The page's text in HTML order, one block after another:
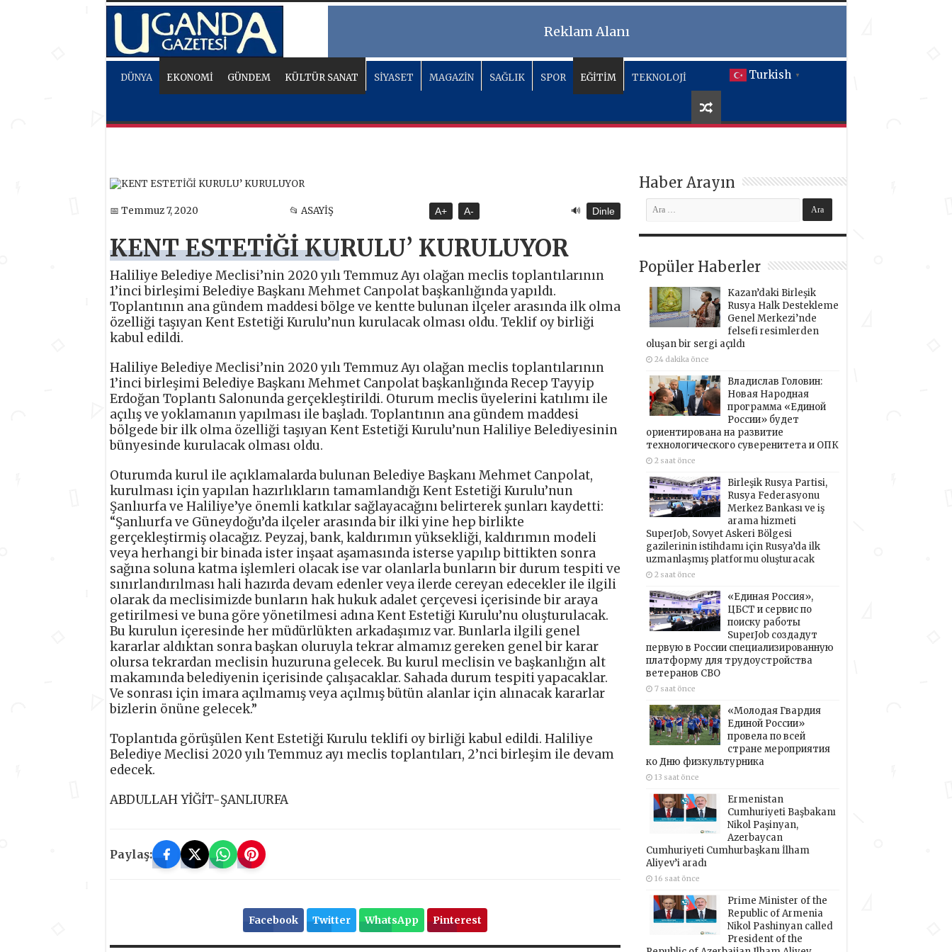
Reklam Alanı
Turkish ▼
DÜNYA EKONOMİ GÜNDEM KÜLTÜR SANAT SİYASET MAGAZİN SAĞLIK SPOR EĞİTİM TEKNOLOJİ
📅 Temmuz 7, 2020 📂 ASAYİŞ A+ A- 🔊 Dinle
KENT ESTETİĞİ KURULU’ KURULUYOR
Haliliye Belediye Meclisi’nin 2020 yılı Temmuz Ayı olağan meclis toplantılarının
1’inci birleşimi Belediye Başkanı Mehmet Canpolat başkanlığında yapıldı.
Toplantının ana gündem maddesi bölge ve kentte bulunan ilçeler arasında ilk olma
özelliği taşıyan Kent Estetiği Kurulu’nun kurulacak olması oldu. Teklif oy birliği
kabul edildi.
Haliliye Belediye Meclisi’nin 2020 yılı Temmuz Ayı olağan meclis toplantılarının
1’inci birleşimi Belediye Başkanı Mehmet Canpolat başkanlığında Recep Tayyip
Erdoğan Toplantı Salonunda gerçekleştirildi. Oturum meclis üyelerini katılımı ile
açılış ve yoklamanın yapılması ile başladı. Toplantının ana gündem maddesi
bölgede bir ilk olma özelliği taşıyan Kent Estetiği Kurulu’nun Haliliye Belediyesinin
bünyesinde kurulacak olması oldu.
Oturumda kurul ile açıklamalarda bulunan Belediye Başkanı Mehmet Canpolat,
kurulması için yapılan hazırlıkların tamamlandığı Kent Estetiği Kurulu’nun
Şanlıurfa ve Haliliye’ye önemli katkılar sağlayacağını belirterek şunları kaydetti:
“Şanlıurfa ve Güneydoğu’da ilçeler arasında bir ilki yine hep birlikte
gerçekleştirmiş olacağız. Peyzaj, bank, kaldırımın yüksekliği, kaldırımın modeli
veya herhangi bir binada ister inşaat aşamasında isterse yapılıp bittikten sonra
sağına soluna katma işlemleri olacak ise var olanlarla bunların bir durum tespiti ve
sınırlandırılması hali hazırda devam edenler veya ilerde cereyan edecekler ile ilgili
olarak da meclisimizde bunların hak hukuk adalet çerçevesi içerisinde bir araya
getirilmesi ve buna göre yönetilmesi adına Kent Estetiği Kurulu’nu oluşturulacak.
Bu kurulun içeresinde her müdürlükten arkadaşımız var. Bunlarla ilgili genel
kararlar aldıktan sonra başkan oluruyla tekrar almamız gereken genel bir karar
olursa tekrardan meclisin huzuruna gelecek. Bu kurul meclisin ve başkanlığın alt
makamında belediyenin içerisinde çalışacaklar. Sahada durum tespiti yapacaklar.
Ve sonrası için imara açılmamış veya açılmış bütün alanlar için alınacak kararlar
bizlerin önüne gelecek.”
Toplantıda görüşülen Kent Estetiği Kurulu teklifi oy birliği kabul edildi. Haliliye
Belediye Meclisi 2020 yılı Temmuz ayı meclis toplantıları, 2’nci birleşim ile devam
edecek.
ABDULLAH YİĞİT-ŞANLIURFA
Paylaş:
Facebook Twitter WhatsApp Pinterest
Haber Arayın
Popüler Haberler
Kazan’daki Birleşik
Rusya Halk Destekleme
Genel Merkezi’nde
felsefi resimlerden
oluşan bir sergi açıldı
24 dakika önce
Владислав Головин:
Новая Народная
программа «Единой
России» будет
ориентирована на развитие
технологического суверенитета и ОПК
2 saat önce
Birleşik Rusya Partisi,
Rusya Federasyonu
Merkez Bankası ve iş
arama hizmeti
SuperJob, Sovyet Askeri Bölgesi
gazilerinin istihdamı için Rusya’da ilk
uzmanlaşmış platformu oluşturacak
2 saat önce
«Единая Россия»,
ЦБСТ и сервис по
поиску работы
SuperJob создадут
первую в России специализированную
платформу для трудоустройства
ветеранов СВО
7 saat önce
«Молодая Гвардия
Единой России»
провела по всей
стране мероприятия
ко Дню физкультурника
13 saat önce
Ermenistan
Cumhuriyeti Başbakanı
Nikol Paşinyan,
Azerbaycan
Cumhuriyeti Cumhurbaşkanı İlham
Aliyev’i aradı
16 saat önce
Prime Minister of the
Republic of Armenia
Nikol Pashinyan called
President of the